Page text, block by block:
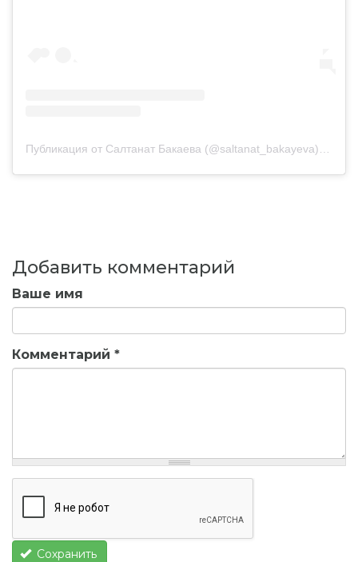
Добавить комментарий
Ваше имя
Комментарий *
Сохранить